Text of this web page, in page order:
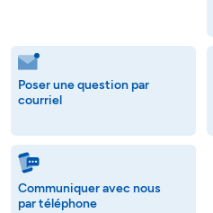
Poser une question par
courriel
Communiquer avec nous
par téléphone